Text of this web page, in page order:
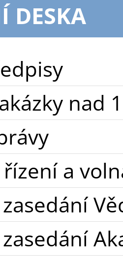
DESKA
nad
a